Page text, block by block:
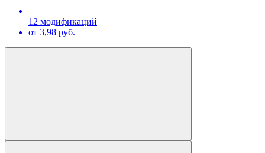
12 модификаций
от 3,98 руб.